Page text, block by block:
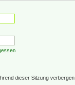
dieser Sitzung verbergen